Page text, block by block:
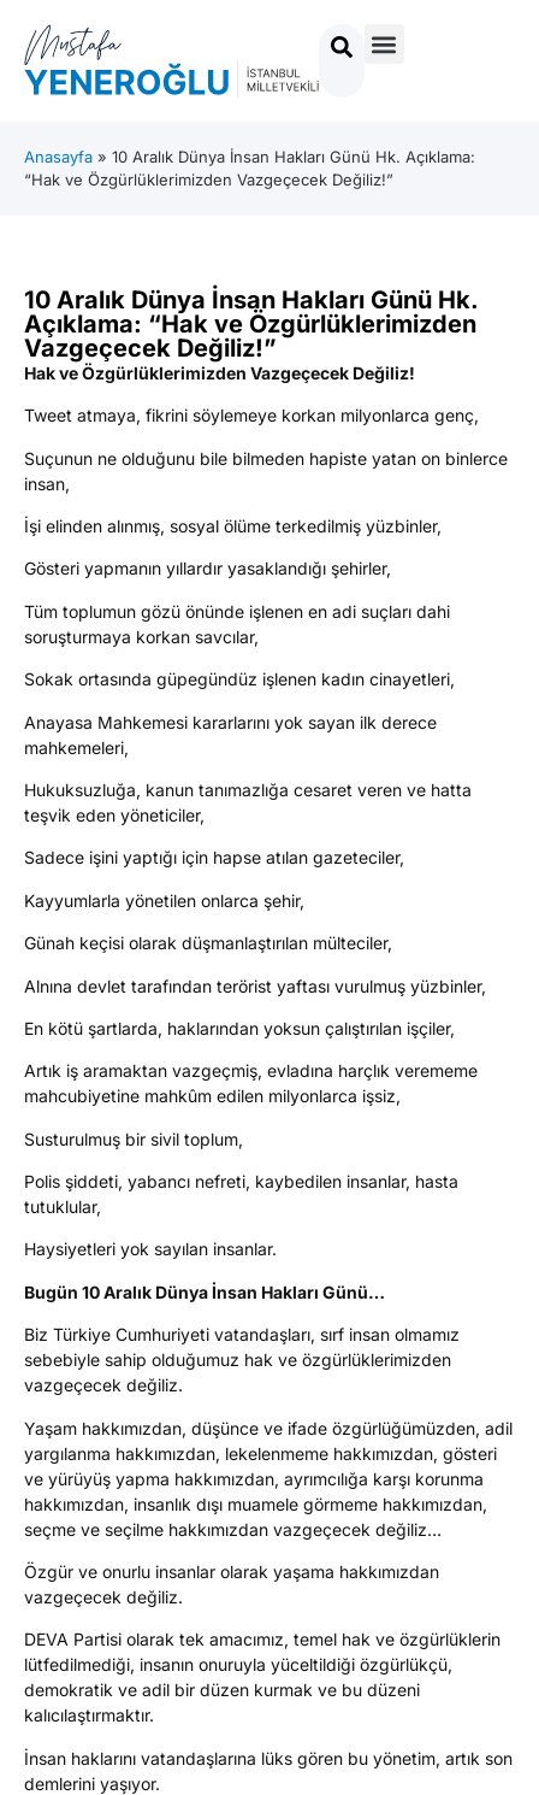
Anasayfa » 10 Aralık Dünya İnsan Hakları Günü Hk. Açıklama:
“Hak ve Özgürlüklerimizden Vazgeçecek Değiliz!”
10 Aralık Dünya İnsan Hakları Günü Hk.
Açıklama: “Hak ve Özgürlüklerimizden
Vazgeçecek Değiliz!”
Hak ve Özgürlüklerimizden Vazgeçecek Değiliz!
Tweet atmaya, fikrini söylemeye korkan milyonlarca genç,
Suçunun ne olduğunu bile bilmeden hapiste yatan on binlerce
insan,
İşi elinden alınmış, sosyal ölüme terkedilmiş yüzbinler,
Gösteri yapmanın yıllardır yasaklandığı şehirler,
Tüm toplumun gözü önünde işlenen en adi suçları dahi
soruşturmaya korkan savcılar,
Sokak ortasında güpegündüz işlenen kadın cinayetleri,
Anayasa Mahkemesi kararlarını yok sayan ilk derece
mahkemeleri,
Hukuksuzluğa, kanun tanımazlığa cesaret veren ve hatta
teşvik eden yöneticiler,
Sadece işini yaptığı için hapse atılan gazeteciler,
Kayyumlarla yönetilen onlarca şehir,
Günah keçisi olarak düşmanlaştırılan mülteciler,
Alnına devlet tarafından terörist yaftası vurulmuş yüzbinler,
En kötü şartlarda, haklarından yoksun çalıştırılan işçiler,
Artık iş aramaktan vazgeçmiş, evladına harçlık verememe
mahcubiyetine mahkûm edilen milyonlarca işsiz,
Susturulmuş bir sivil toplum,
Polis şiddeti, yabancı nefreti, kaybedilen insanlar, hasta
tutuklular,
Haysiyetleri yok sayılan insanlar.
Bugün 10 Aralık Dünya İnsan Hakları Günü…
Biz Türkiye Cumhuriyeti vatandaşları, sırf insan olmamız
sebebiyle sahip olduğumuz hak ve özgürlüklerimizden
vazgeçecek değiliz.
Yaşam hakkımızdan, düşünce ve ifade özgürlüğümüzden, adil
yargılanma hakkımızdan, lekelenmeme hakkımızdan, gösteri
ve yürüyüş yapma hakkımızdan, ayrımcılığa karşı korunma
hakkımızdan, insanlık dışı muamele görmeme hakkımızdan,
seçme ve seçilme hakkımızdan vazgeçecek değiliz…
Özgür ve onurlu insanlar olarak yaşama hakkımızdan
vazgeçecek değiliz.
DEVA Partisi olarak tek amacımız, temel hak ve özgürlüklerin
lütfedilmediği, insanın onuruyla yüceltildiği özgürlükçü,
demokratik ve adil bir düzen kurmak ve bu düzeni
kalıcılaştırmaktır.
İnsan haklarını vatandaşlarına lüks gören bu yönetim, artık son
demlerini yaşıyor.